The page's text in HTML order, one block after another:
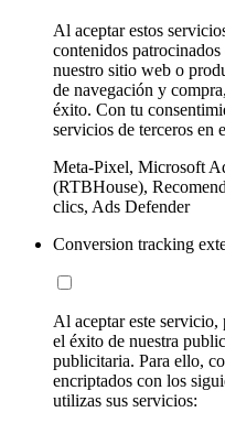
Al aceptar estos
contenidos
nuestro sitio web o
de navegación y
éxito. Con tu
servicios de terceros en
Meta-Pixel, Microsoft
(RTBHouse),
clics, Ads Defender
Conversion tracking
Al aceptar este
el éxito de nuestra
publicitaria. Para ello,
encriptados con los
utilizas sus servicios: